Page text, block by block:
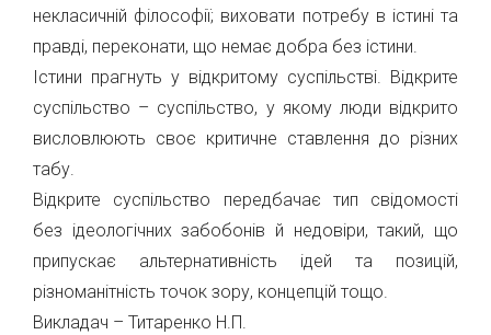
некласичній філософії; виховати потребу в істині та
правді, переконати, що немає добра без істини.
Істини прагнуть у відкритому суспільстві. Відкрите
суспільство – суспільство, у якому люди відкрито
висловлюють своє критичне ставлення до різних
табу.
Відкрите суспільство передбачає тип свідомості
без ідеологічних забобонів й недовіри, такий, що
припускає альтернативність ідей та позицій,
різноманітність точок зору, концепцій тощо.
Викладач – Титаренко Н.П.